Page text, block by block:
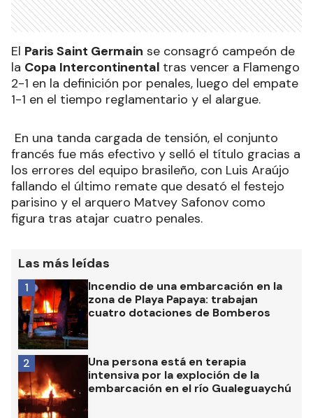
El Paris Saint Germain se consagró campeón de
la Copa Intercontinental tras vencer a Flamengo
2-1 en la definición por penales, luego del empate
1-1 en el tiempo reglamentario y el alargue.
En una tanda cargada de tensión, el conjunto
francés fue más efectivo y selló el título gracias a
los errores del equipo brasileño, con Luis Araújo
fallando el último remate que desató el festejo
parisino y el arquero Matvey Safonov como
figura tras atajar cuatro penales.
Las más leídas
Incendio de una embarcación en la
zona de Playa Papaya: trabajan
cuatro dotaciones de Bomberos
1
Una persona está en terapia
intensiva por la exploción de la
embarcación en el río Gualeguaychú
2